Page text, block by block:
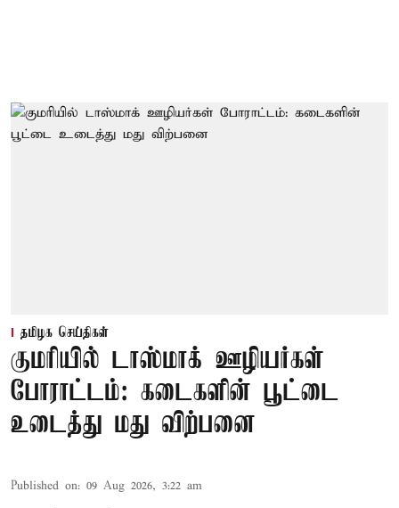
தமிழக செய்திகள்
குமரியில் டாஸ்மாக் ஊழியர்கள்
போராட்டம்: கடைகளின் பூட்டை
உடைத்து மது விற்பனை
Published on: 09 Aug 2026, 3:22 am